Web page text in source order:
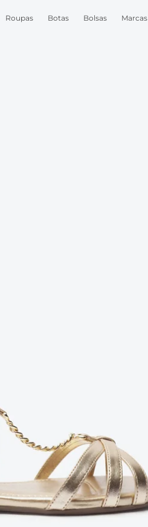
Roupas Botas Bolsas Marcas